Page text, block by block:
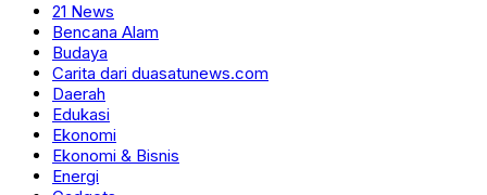
21 News
Bencana Alam
Budaya
Carita dari duasatunews.com
Daerah
Edukasi
Ekonomi
Ekonomi & Bisnis
Energi